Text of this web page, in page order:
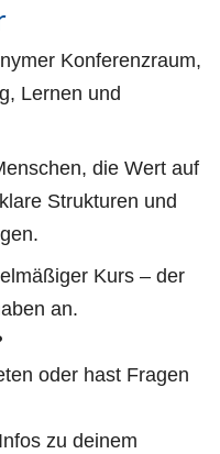
Konferenzraum,
Lernen und
die Wert auf
Strukturen und
Kurs – der
an.
oder hast Fragen
zu deinem